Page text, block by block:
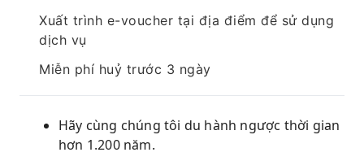
Xuất trình e-voucher tại địa điểm để sử dụng
dịch vụ
Miễn phí huỷ trước 3 ngày
Hãy cùng chúng tôi du hành ngược thời gian
hơn 1.200 năm.